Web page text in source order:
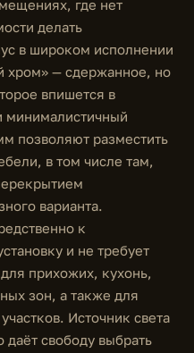
где нет
делать
в широком исполнении
хром» — сдержанное, но
впишется в
минималистичный
позволяют разместить
в том числе там,
варианта.
к
и не требует
прихожих, кухонь,
зон, а также для
Источник света
даёт свободу выбрать